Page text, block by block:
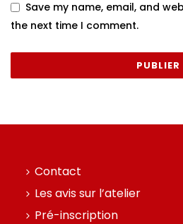
Save my name, email, and
the next time I comment.
Contact
Les avis sur l’atelier
Pré-inscription